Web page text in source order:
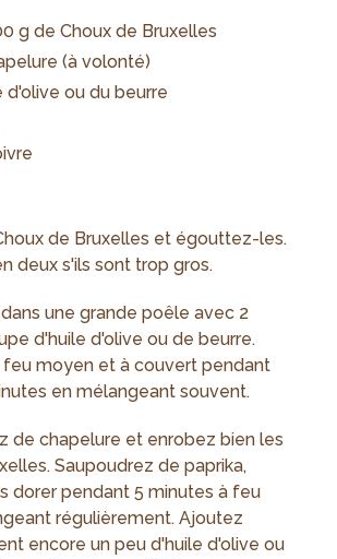
g de Choux de Bruxelles
(à volonté)
ou du beurre
de Bruxelles et égouttez-les.
deux s'ils sont trop gros.
une grande poêle avec 2
d'huile d'olive ou de beurre.
feu moyen et à couvert pendant
en mélangeant souvent.
de chapelure et enrobez bien les
Saupoudrez de paprika,
dorer pendant 5 minutes à feu
régulièrement. Ajoutez
encore un peu d'huile d'olive ou